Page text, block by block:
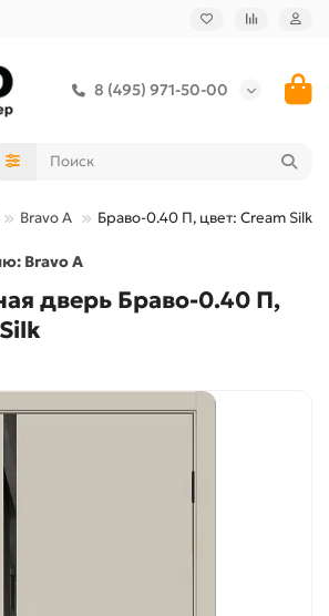
8 (495) 971-50-00
Bravo A Браво-0.40 П, цвет: Cream Silk
Bravo A
дверь Браво-0.40 П,